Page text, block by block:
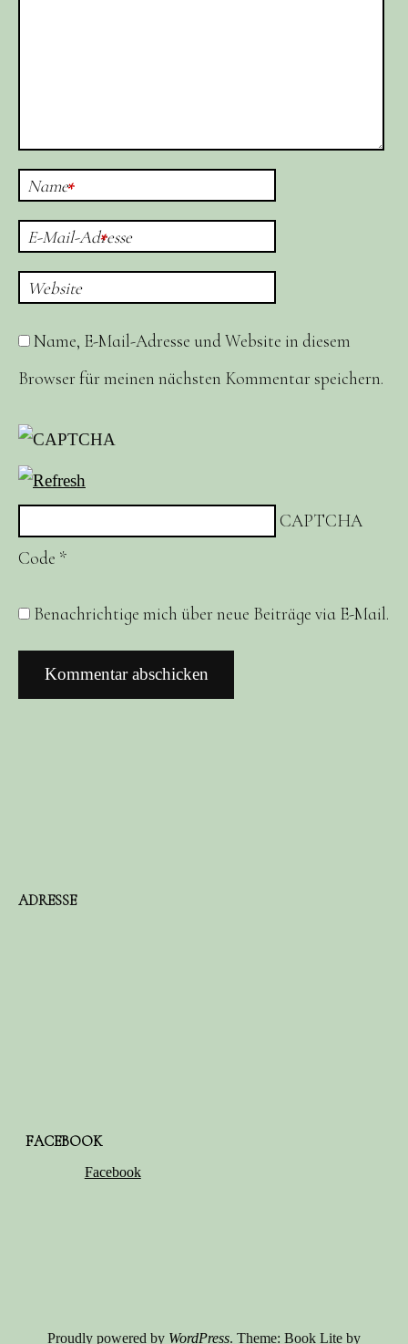
Name*
E-Mail-Adresse
*
Website
Name, E-Mail-Adresse und Website in diesem
Browser für meinen nächsten Kommentar speichern.
CAPTCHA
Code *
Benachrichtige mich über neue Beiträge via E-Mail.
ADRESSE
FACEBOOK
Facebook
Proudly powered by WordPress. Theme: Book Lite by